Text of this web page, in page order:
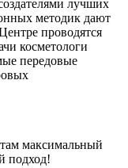
лучших
методик дают
проводятся
косметологи
передовые
максимальный
подход!